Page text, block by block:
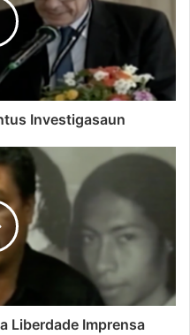
Investigasaun
Liberdade Imprensa